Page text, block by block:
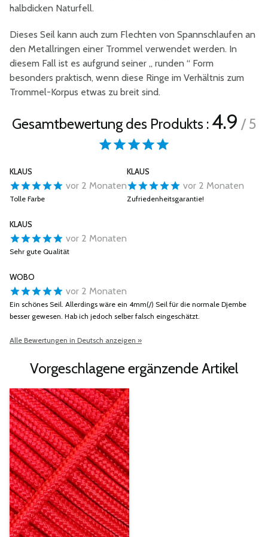
halbdicken Naturfell.
Dieses Seil kann auch zum Flechten von Spannschlaufen an
den Metallringen einer Trommel verwendet werden. In
diesem Fall ist es aufgrund seiner „ runden “ Form
besonders praktisch, wenn diese Ringe im Verhältnis zum
Trommel-Korpus etwas zu breit sind.
Gesamtbewertung des Produkts :4.9 / 5
KLAUS
vor 2 Monaten
Tolle Farbe
KLAUS
vor 2 Monaten
Zufriedenheitsgarantie!
KLAUS
vor 2 Monaten
Sehr gute Qualität
WOBO
vor 2 Monaten
Ein schönes Seil. Allerdings wäre ein 4mm(/) Seil für die normale Djembe
besser gewesen. Hab ich jedoch selber falsch eingeschätzt.
Alle Bewertungen in Deutsch anzeigen »
Vorgeschlagene ergänzende Artikel